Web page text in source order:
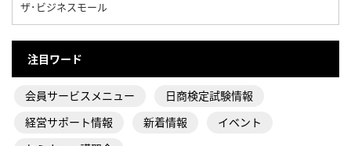
ザ･ビジネスモール
注目ワード
会員サービスメニュー
日商検定試験情報
経営サポート情報
新着情報
イベント